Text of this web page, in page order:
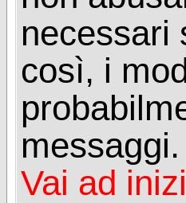
necessari
così, i
messaggi.
Vai ad